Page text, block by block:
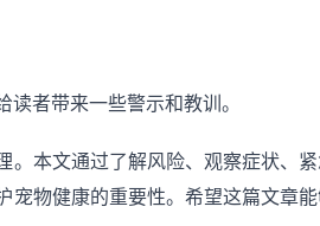
者带来一些警示和教训。
本文通过了解风险、观察症状、
物健康的重要性。希望这篇文章